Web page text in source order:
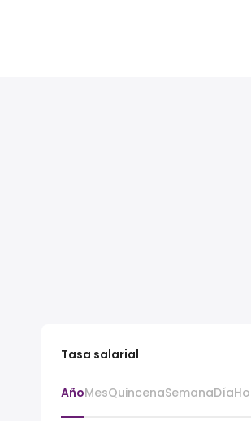
Tasa salarial
AñoMesQuincenaSemanaDía